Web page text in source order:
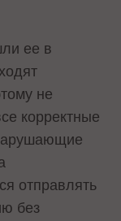
ее в
не
корректные
отправлять
без